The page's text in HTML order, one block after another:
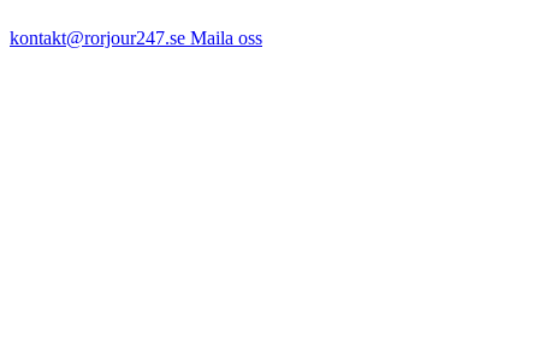
kontakt@rorjour247.se Maila oss